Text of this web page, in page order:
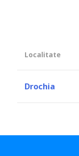
Localitate
Drochia